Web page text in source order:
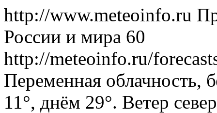
http://www.meteoinfo.ru
России и мира 60
http://meteoinfo.ru/
Переменная облачность,
11°, днём 29°. Ветер